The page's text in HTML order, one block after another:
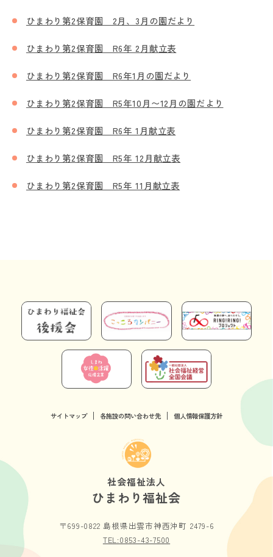
ひまわり第2保育園 2月、3月の園だより
ひまわり第2保育園 R6年 2月献立表
ひまわり第2保育園 R6年1月の園だより
ひまわり第2保育園 R5年10月〜12月の園だより
ひまわり第2保育園 R6年 1月献立表
ひまわり第2保育園 R5年 12月献立表
ひまわり第2保育園 R5年 11月献立表
サイトマップ 各施設の問い合わせ先 個人情報保護方針
社会福祉法人
ひまわり福祉会
〒699-0822 島根県出雲市神西沖町 2479-6
TEL:0853-43-7500